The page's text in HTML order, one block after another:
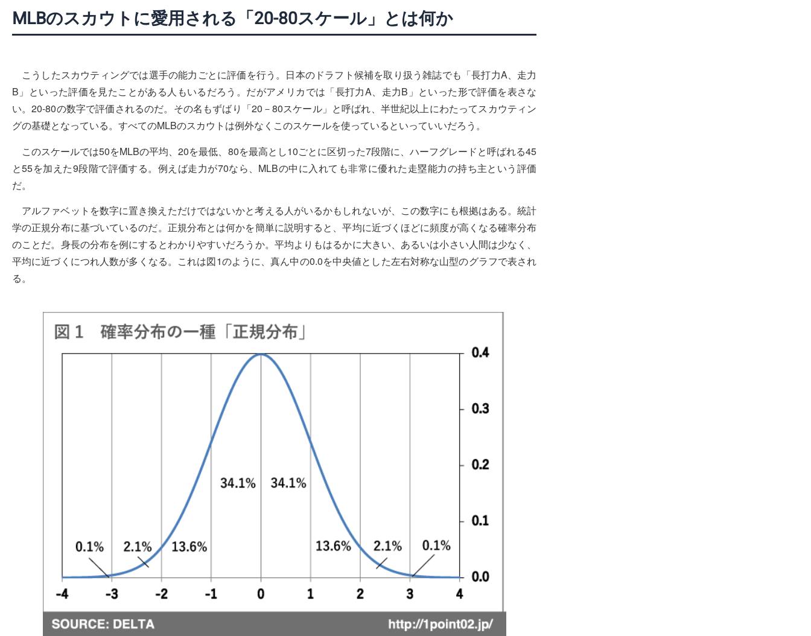
MLBのスカウトに愛用される「20-80スケール」とは何か
こうしたスカウティングでは選手の能力ごとに評価を行う。日本のドラフト候補を取り扱う雑誌でも「長打力A、走力
B」といった評価を見たことがある人もいるだろう。だがアメリカでは「長打力A、走力B」といった形で評価を表さな
い。20-80の数字で評価されるのだ。その名もずばり「20－80スケール」と呼ばれ、半世紀以上にわたってスカウティン
グの基礎となっている。すべてのMLBのスカウトは例外なくこのスケールを使っているといっていいだろう。
このスケールでは50をMLBの平均、20を最低、80を最高とし10ごとに区切った7段階に、ハーフグレードと呼ばれる45
と55を加えた9段階で評価する。例えば走力が70なら、MLBの中に入れても非常に優れた走塁能力の持ち主という評価
だ。
アルファベットを数字に置き換えただけではないかと考える人がいるかもしれないが、この数字にも根拠はある。統計
学の正規分布に基づいているのだ。正規分布とは何かを簡単に説明すると、平均に近づくほどに頻度が高くなる確率分布
のことだ。身長の分布を例にするとわかりやすいだろうか。平均よりもはるかに大きい、あるいは小さい人間は少なく、
平均に近づくにつれ人数が多くなる。これは図1のように、真ん中の0.0を中央値とした左右対称な山型のグラフで表され
る。